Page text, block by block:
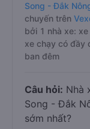
Song - Đắk
chuyến trên
bởi 1 nhà xe:
xe chạy có đầy
ban đêm
Câu hỏi: Nhà
Song - Đắk
sớm nhất?